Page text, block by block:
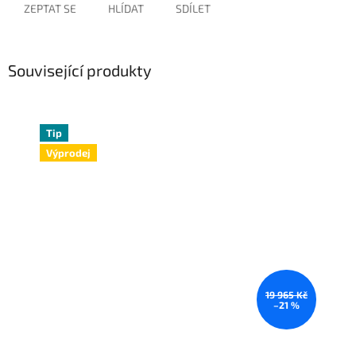
ZEPTAT SE HLÍDAT SDÍLET
Související produkty
Tip
Výprodej
19 965 Kč
–21 %